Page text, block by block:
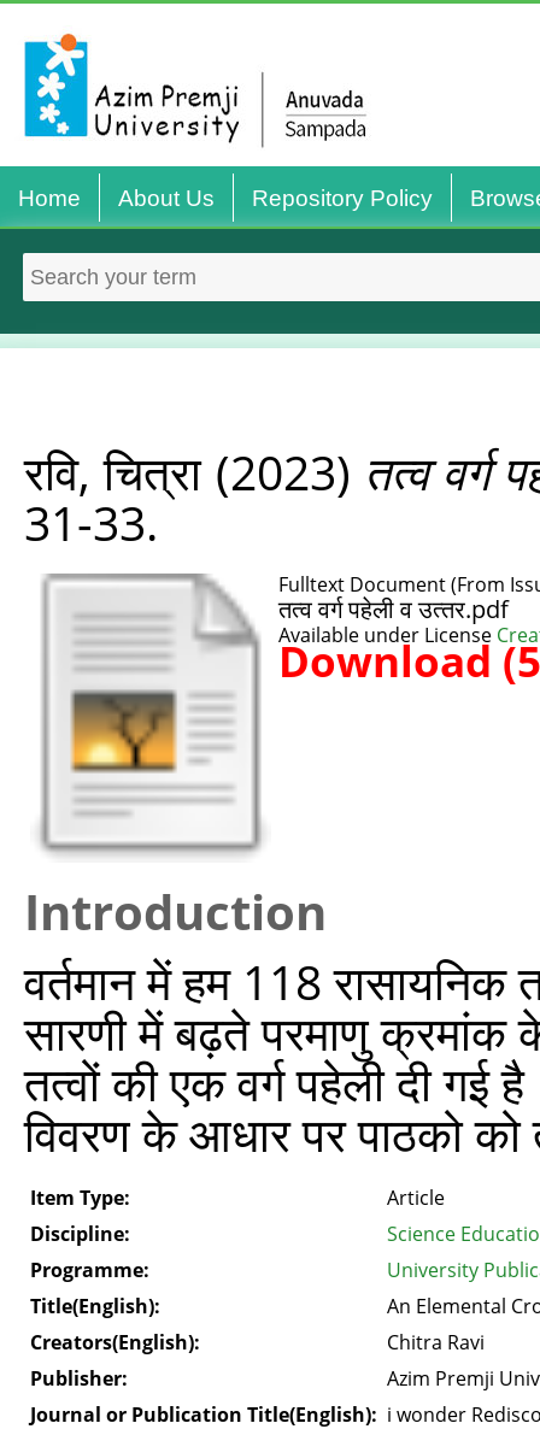
Home About Us Repository Policy
रवि, चित्रा(2023) तत्‍व वर्ग
31-33.
Fulltext Document (From
तत्‍व वर्ग पहेली व उत्‍तर.pdf
Available under License
Download
Introduction
वर्तमान में हम 118
सारणी में बढ़ते परमाणु
तत्‍वों की एक वर्ग पहेली दी गई
विवरण के आधार पर पाठको को
Item Type:
Article
Discipline:
Science
Programme:
University
Title(English):
An Elemental
Creators(English):
Chitra Ravi
Publisher:
Azim Premji
Journal or Publication Title(English): i wonder